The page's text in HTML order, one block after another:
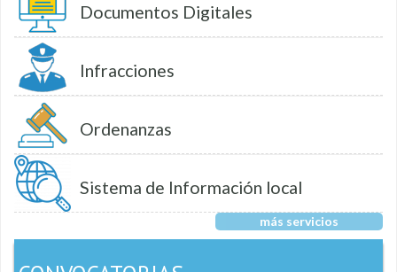
Documentos Digitales
Infracciones
Ordenanzas
Sistema de Información local
más servicios